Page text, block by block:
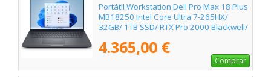
Portátil Workstation Dell Pro Max 18 Plus
MB18250 Intel Core Ultra 7-265HX/
32GB/ 1TB SSD/ RTX Pro 2000 Blackwell/
4.365,00 €
Comprar